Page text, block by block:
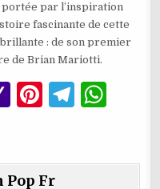
portée par l’inspiration
fascinante de cette
: de son premier
de Brian Mariotti.
Y
o
Pi
re
T
g s
Pop Fr